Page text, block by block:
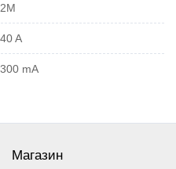
2M
40 A
300 mA
Магазин